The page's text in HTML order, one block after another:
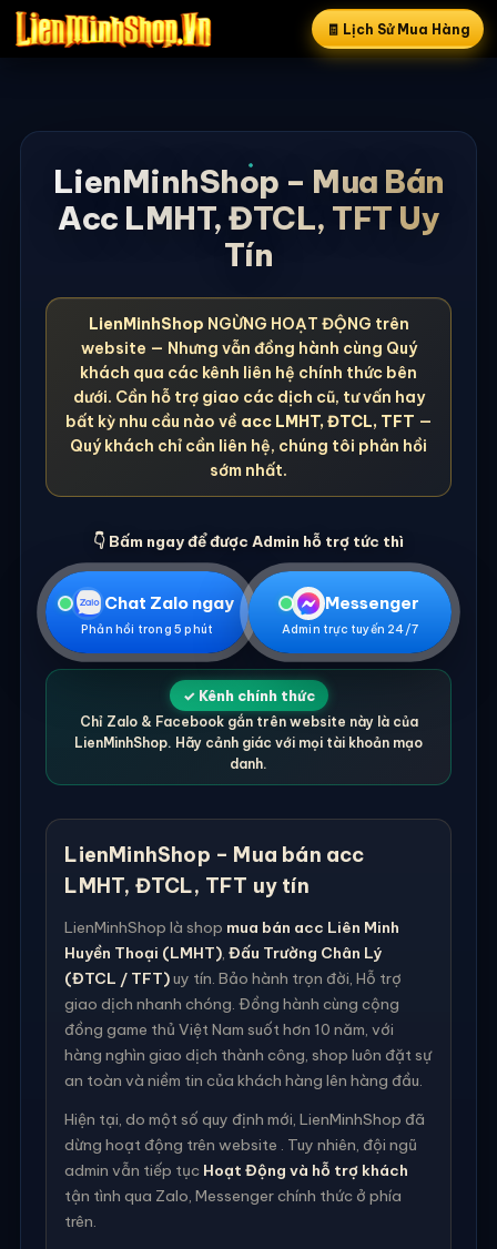
🧾 Lịch Sử Mua Hàng
LienMinhShop – Mua Bán
Acc LMHT, ĐTCL, TFT Uy
Tín
LienMinhShop NGỪNG HOẠT ĐỘNG trên
website — Nhưng vẫn đồng hành cùng Quý
khách qua các kênh liên hệ chính thức bên
dưới. Cần hỗ trợ giao các dịch cũ, tư vấn hay
bất kỳ nhu cầu nào về acc LMHT, ĐTCL, TFT —
Quý khách chỉ cần liên hệ, chúng tôi phản hồi
sớm nhất.
👇 Bấm ngay để được Admin hỗ trợ tức thì
Chat Zalo ngay
Phản hồi trong 5 phút
Messenger
Admin trực tuyến 24/7
✓ Kênh chính thức
Chỉ Zalo & Facebook gắn trên website này là của
LienMinhShop. Hãy cảnh giác với mọi tài khoản mạo
danh.
LienMinhShop – Mua bán acc
LMHT, ĐTCL, TFT uy tín
LienMinhShop là shop mua bán acc Liên Minh
Huyền Thoại (LMHT),Đấu Trường Chân Lý
(ĐTCL / TFT)uy tín. Bảo hành trọn đời, Hỗ trợ
giao dịch nhanh chóng. Đồng hành cùng cộng
đồng game thủ Việt Nam suốt hơn 10 năm, với
hàng nghìn giao dịch thành công, shop luôn đặt sự
an toàn và niềm tin của khách hàng lên hàng đầu.
Hiện tại, do một số quy định mới, LienMinhShop đã
dừng hoạt động trên website . Tuy nhiên, đội ngũ
admin vẫn tiếp tục Hoạt Động và hỗ trợ khách
tận tình qua Zalo, Messenger chính thức ở phía
trên.